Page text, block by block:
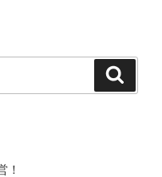
！